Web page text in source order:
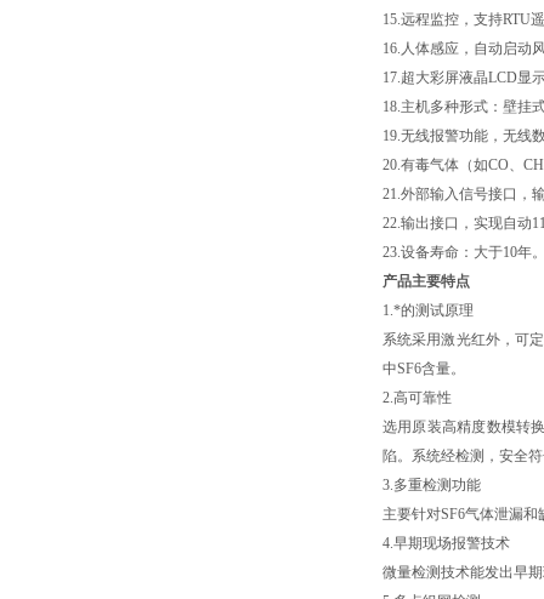
15.远程监控，支持RTU
16.人体感应，自动启动
17.超大彩屏液晶LCD显
18.主机多种形式：壁挂
19.无线报警功能，无线
20.有毒气体（如CO、
21.外部输入信号接口，
22.输出接口，实现自动
23.设备寿命：大于10年
产品主要特点
1.*的测试原理
系统采用激光红外，可
中SF6含量。
2.高可靠性
选用原装高精度数模转
陷。系统经检测，安全
3.多重检测功能
主要针对SF6气体泄漏
4.早期现场报警技术
微量检测技术能发出早